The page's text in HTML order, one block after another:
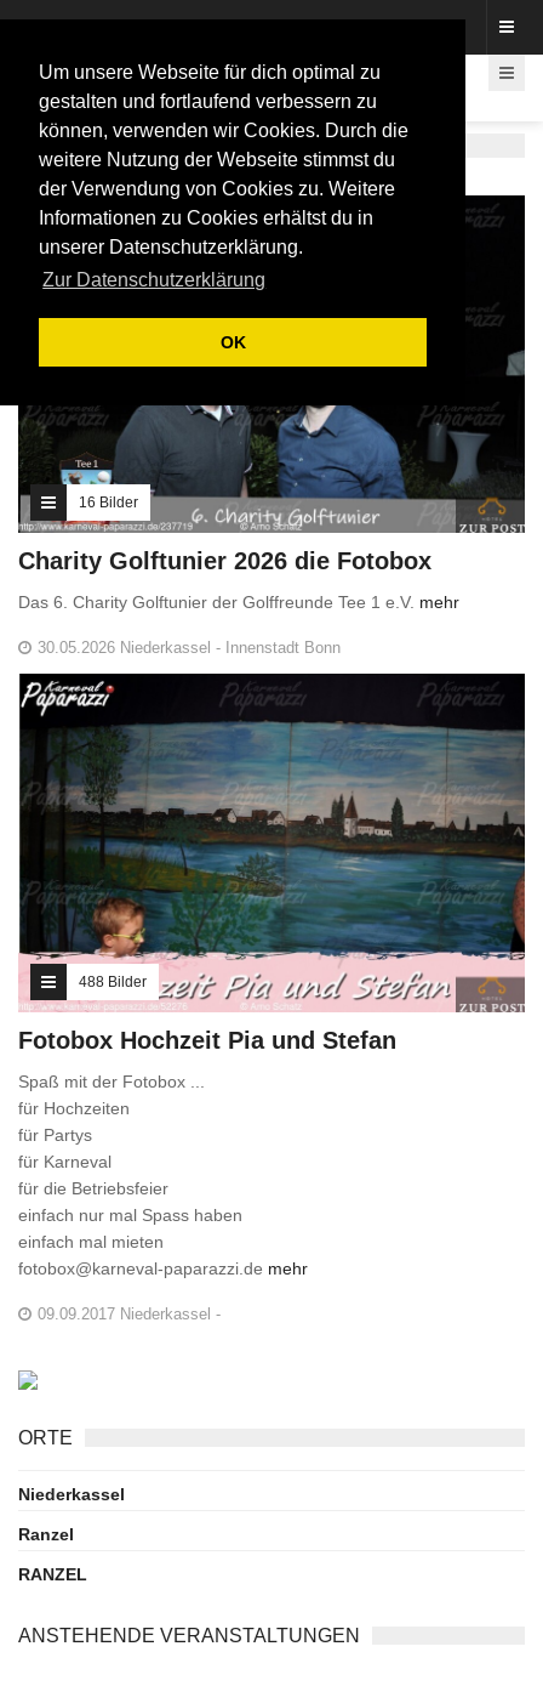
Um unsere Webseite für dich optimal zu
gestalten und fortlaufend verbessern zu
können, verwenden wir Cookies. Durch die
weitere Nutzung der Webseite stimmst du
der Verwendung von Cookies zu. Weitere
Informationen zu Cookies erhältst du in
unserer Datenschutzerklärung.
Zur Datenschutzerklärung
OK
FOTOBOX IN NIEDERKASSEL
16 Bilder
Charity Golftunier 2026 die Fotobox
Das 6. Charity Golftunier der Golffreunde Tee 1 e.V. mehr
30.05.2026 Niederkassel - Innenstadt Bonn
488 Bilder
Fotobox Hochzeit Pia und Stefan
Spaß mit der Fotobox ...
für Hochzeiten
für Partys
für Karneval
für die Betriebsfeier
einfach nur mal Spass haben
einfach mal mieten
fotobox@karneval-paparazzi.de mehr
09.09.2017 Niederkassel -
ORTE
Niederkassel
Ranzel
RANZEL
ANSTEHENDE VERANSTALTUNGEN